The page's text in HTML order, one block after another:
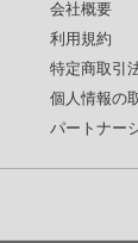
会社概要
利用規約
特定商取引
個人情報の
パートナー